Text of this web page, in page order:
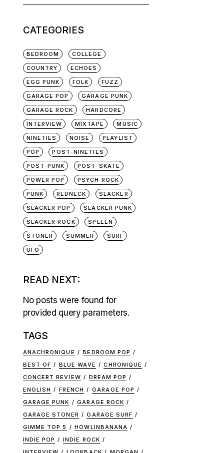
CATEGORIES
BEDROOM
COLLEGE
COUNTRY
ECHOES
EGG PUNK
FOLK
FUZZ
GARAGE POP
GARAGE PUNK
GARAGE ROCK
HARDCORE
INTERVIEW
MIXTAPE
MUSIC
NINETIES
NOISE
PLAYLIST
POP
POST-NINETIES
POST-PUNK
POST-SKATE
POWER POP
PSYCH ROCK
PUNK
REDNECK
SLACKER
SLACKER POP
SLACKER PUNK
SLACKER ROCK
SPLEEN
STONER
SUMMER
SURF
UFO
READ NEXT:
No posts were found for
provided query parameters.
TAGS
ANACHRONIQUE
BEDROOM POP
BEST OF
BLUE WAVE
CHRONIQUE
CONCERT REVIEW
DREAM POP
ENGLISH
FRENCH
GARAGE POP
GARAGE PUNK
GARAGE ROCK
GARAGE STONER
GARAGE SURF
GIMME TOP 5
HOWLINBANANA
INDIE POP
INDIE ROCK